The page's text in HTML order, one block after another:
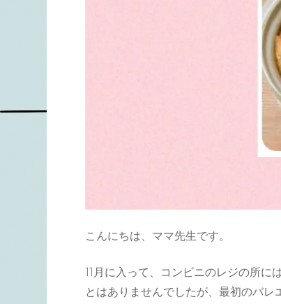
こんにちは、ママ先生です。
11月に入って、コンビニのレジの所に
とはありませんでしたが、最初のバ